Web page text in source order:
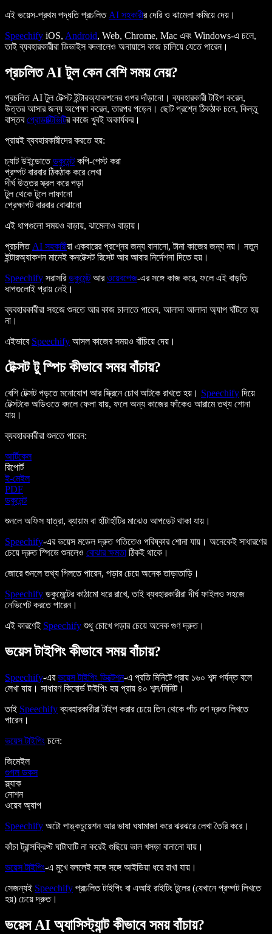
এই ভয়েস-প্রথম পদ্ধতি প্রচলিত AI সহকারীর দেরি ও ঝামেলা কমিয়ে দেয়।
Speechify iOS, Android, Web, Chrome, Mac এবং Windows-এ চলে,
তাই ব্যবহারকারীরা ডিভাইস বদলালেও অনায়াসে কাজ চালিয়ে যেতে পারেন।
প্রচলিত AI টুল কেন বেশি সময় নেয়?
প্রচলিত AI টুল টেক্সট ইন্টারঅ্যাকশনের ওপর দাঁড়ানো। ব্যবহারকারী টাইপ করেন,
উত্তর আসার জন্য অপেক্ষা করেন, তারপর পড়েন। ছোট প্রশ্নে ঠিকঠাক চলে, কিন্তু
বাস্তবপ্রোডাক্টিভিটির কাজে খুবই অকার্যকর।
প্রায়ই ব্যবহারকারীদের করতে হয়:
চ্যাট উইন্ডোতেডকুমেন্টকপি-পেস্ট করা
প্রম্পট বারবার ঠিকঠাক করে লেখা
দীর্ঘ উত্তর স্ক্রল করে পড়া
টুল থেকে টুলে লাফানো
প্রেক্ষাপট বারবার বোঝানো
এই ধাপগুলো সময়ও বাড়ায়, ঝামেলাও বাড়ায়।
প্রচলিতAI সহকারীরা একবারের প্রশ্নের জন্য বানানো, টানা কাজের জন্য নয়। নতুন
ইন্টারঅ্যাকশন মানেই কনটেক্সট রিসেট আর আবার নির্দেশনা দিতে হয়।
Speechify সরাসরিডকুমেন্টআরওয়েবপেজ-এর সঙ্গে কাজ করে, ফলে এই বাড়তি
ধাপগুলোই প্রায় নেই।
ব্যবহারকারীরা সহজে শুনতে আর কাজ চালাতে পারেন, আলাদা আলাদা অ্যাপ ঘাঁটতে হয়
না।
এইভাবে Speechify আসল কাজের সময়ও বাঁচিয়ে দেয়।
টেক্সট টু স্পিচ কীভাবে সময় বাঁচায়?
বেশি টেক্সট পড়তে মনোযোগ আর স্ক্রিনে চোখ আটকে রাখতে হয়। Speechify দিয়ে
টেক্সটকে অডিওতে বদলে ফেলা যায়, ফলে অন্য কাজের ফাঁকেও আরামে তথ্য শোনা
যায়।
ব্যবহারকারীরা শুনতে পারেন:
আর্টিকেল
রিপোর্ট
ই-মেইল
PDF
ডকুমেন্ট
শুনলে অফিস যাত্রা, ব্যায়াম বা হাঁটাহাঁটির মাঝেও আপডেট থাকা যায়।
Speechify-এর ভয়েস মডেল দ্রুত গতিতেও পরিষ্কার শোনা যায়। অনেকেই সাধারণের
চেয়ে দ্রুত স্পিডে শুনলেও বোঝার ক্ষমতা ঠিকই থাকে।
জোরে শুনলে তথ্য গিলতে পারেন, পড়ার চেয়ে অনেক তাড়াতাড়ি।
Speechify ডকুমেন্টের কাঠামো ধরে রাখে, তাই ব্যবহারকারীরা দীর্ঘ ফাইলও সহজে
নেভিগেট করতে পারেন।
এই কারণেই Speechifyশুধু চোখে পড়ার চেয়ে অনেক গুণ দ্রুত।
ভয়েস টাইপিং কীভাবে সময় বাঁচায়?
Speechify-এরভয়েস টাইপিং ডিক্টেশন-এ প্রতি মিনিটে প্রায় ১৬০ শব্দ পর্যন্ত বলে
লেখা যায়। সাধারণ কিবোর্ড টাইপিং হয় প্রায় ৪০ শব্দ/মিনিট।
তাই Speechifyব্যবহারকারীরা টাইপ করার চেয়ে তিন থেকে পাঁচ গুণ দ্রুত লিখতে
পারেন।
ভয়েস টাইপিং চলে:
জিমেইল
গুগল ডকস
স্ল্যাক
নোশন
ওয়েব অ্যাপ
Speechify অটো পাঙ্কচুয়েশন আর ভাষা ঘষামাজা করে ঝরঝরে লেখা তৈরি করে।
কাঁচা ট্রান্সক্রিপ্ট ঘাটাঘাটি না করেই গুছিয়ে ভাল খসড়া বানানো যায়।
ভয়েস টাইপিং-এ মুখে বললেই সঙ্গে সঙ্গে আইডিয়া ধরে রাখা যায়।
সেজন্যই Speechify প্রচলিত টাইপিং বা এআই রাইটিং টুলের (যেখানে প্রম্পট লিখতে
হয়) চেয়ে দ্রুত।
ভয়েস AI অ্যাসিস্ট্যান্ট কীভাবে সময় বাঁচায়?